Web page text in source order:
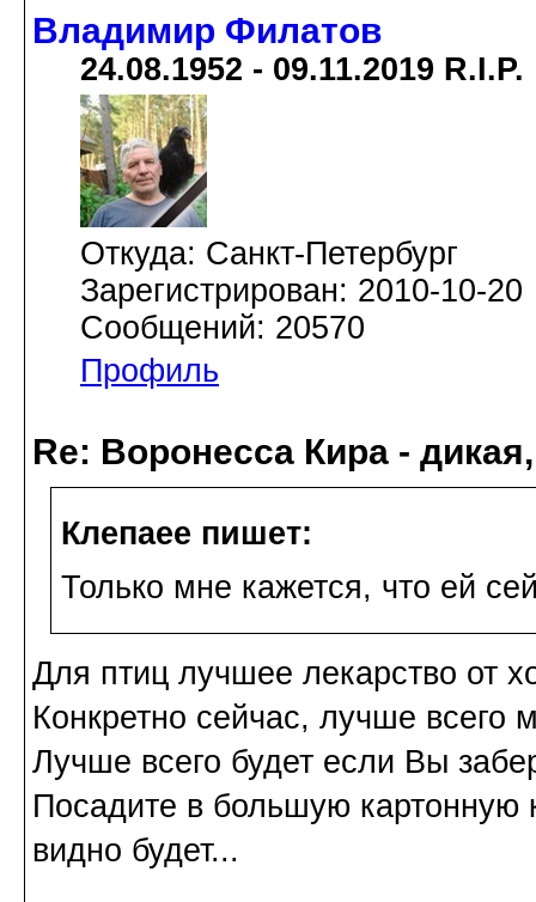
Владимир Филатов
24.08.1952 - 09.11.2019 R.I.P.
Откуда: Санкт-Петербург
Зарегистрирован: 2010-10-20
Сообщений: 20570
Профиль
Re: Воронесса Кира -
Клепаee пишет:
Только мне кажется, что ей
Для птиц лучшее лекарство от
Конкретно сейчас, лучше
Лучше всего будет если Вы
Посадите в большую картонную
видно будет...